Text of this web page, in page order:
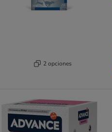
2 opciones